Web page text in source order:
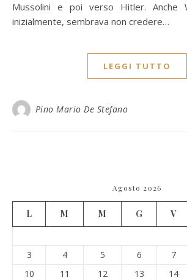
Mussolini e poi verso Hitler. Anche
inizialmente, sembrava non credere…
LEGGI TUTTO
Pino Mario De Stefano
Agosto 2026
L M M G V
3
4 5 6 7
10
11 12 13 14